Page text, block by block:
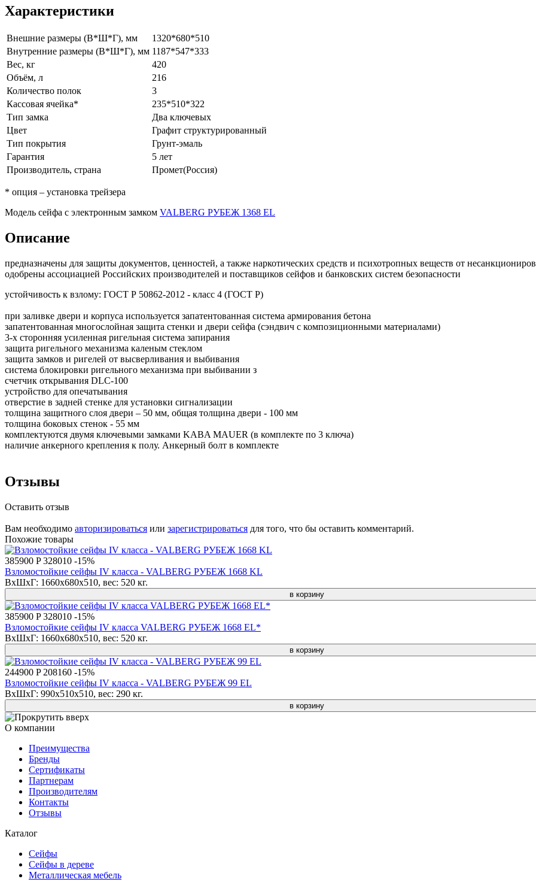
Характеристики
Внешние размеры (В*Ш*Г), мм
1320*680*510
Внутренние размеры (В*Ш*Г), мм 1187*547*333
Вес, кг
420
Объём, л
216
Количество полок
3
Кассовая ячейка*
235*510*322
Тип замка
Два ключевых
Цвет
Графит структурированный
Тип покрытия
Грунт-эмаль
Гарантия
5 лет
Производитель, страна
Промет(Россия)
* опция – установка трейзера
Модель сейфа с электронным замком VALBERG РУБЕЖ 1368 EL
Описание
предназначены для защиты документов, ценностей, а также наркотических средств и психотропных веществ от
одобрены ассоциацией Российских производителей и поставщиков сейфов и банковских систем безопасности
устойчивость к взлому: ГОСТ Р 50862-2012 - класс 4 (ГОСТ Р)
при заливке двери и корпуса используется запатентованная система армирования бетона
запатентованная многослойная защита стенки и двери сейфа (сэндвич с композиционными материалами)
3-х сторонняя усиленная ригельная система запирания
защита ригельного механизма каленым стеклом
защита замков и ригелей от высверливания и выбивания
система блокировки ригельного механизма при выбивании з
счетчик открывания DLC-100
устройство для опечатывания
отверстие в задней стенке для установки сигнализации
толщина защитного слоя двери – 50 мм, общая толщина двери - 100 мм
толщина боковых стенок - 55 мм
комплектуются двумя ключевыми замками KABA MAUER (в комплекте по 3 ключа)
наличие анкерного крепления к полу. Анкерный болт в комплекте
Отзывы
Оставить отзыв
Вам необходимо авторизироваться или зарегистрироваться для того, что бы оставить комментарий.
Похожие товары
385900 P 328010 -15%
Взломостойкие сейфы IV класса - VALBERG РУБЕЖ 1668 KL
ВхШхГ: 1660x680x510, вес: 520 кг.
в корзину
385900 P 328010 -15%
Взломостойкие сейфы IV класса VALBERG РУБЕЖ 1668 EL*
ВхШхГ: 1660x680x510, вес: 520 кг.
в корзину
244900 P 208160 -15%
Взломостойкие сейфы IV класса - VALBERG РУБЕЖ 99 EL
ВхШхГ: 990x510x510, вес: 290 кг.
в корзину
О компании
Преимущества
Бренды
Сертификаты
Партнерам
Производителям
Контакты
Отзывы
Каталог
Сейфы
Сейфы в дереве
Металлическая мебель